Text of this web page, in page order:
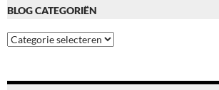
BLOG CATEGORIËN
Blog
categoriën